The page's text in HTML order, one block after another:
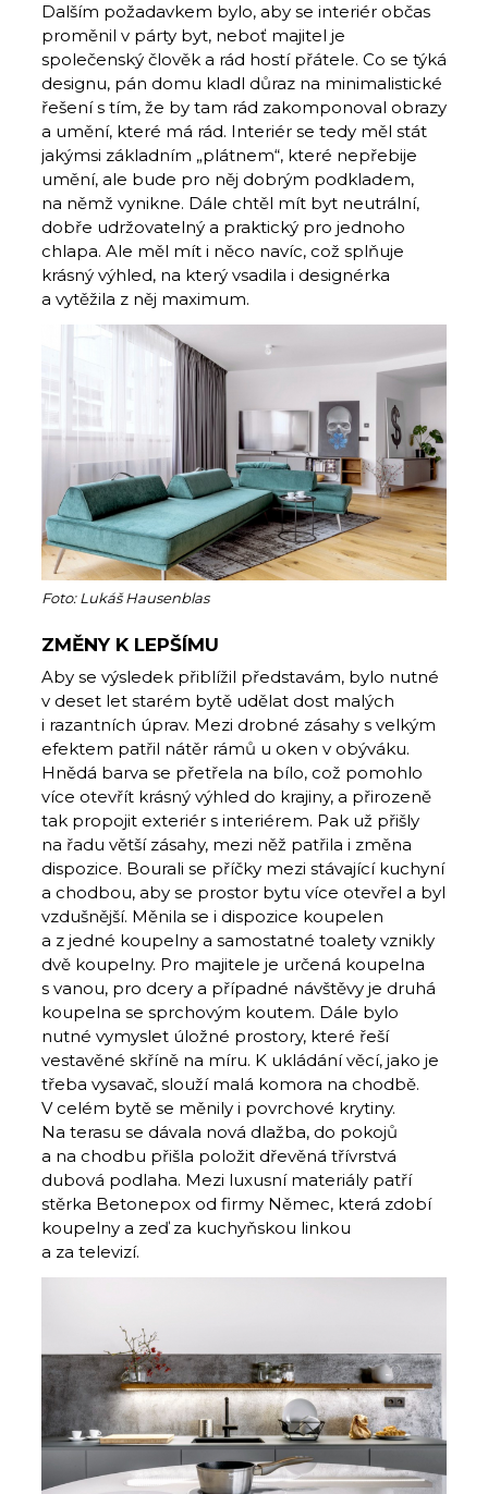
Dalším požadavkem bylo, aby se interiér občas
proměnil v párty byt, neboť majitel je
společenský člověk a rád hostí přátele. Co se týká
designu, pán domu kladl důraz na minimalistické
řešení s tím, že by tam rád zakomponoval obrazy
a umění, které má rád. Interiér se tedy měl stát
jakýmsi základním „plátnem“, které nepřebije
umění, ale bude pro něj dobrým podkladem,
na němž vynikne. Dále chtěl mít byt neutrální,
dobře udržovatelný a praktický pro jednoho
chlapa. Ale měl mít i něco navíc, což splňuje
krásný výhled, na který vsadila i designérka
a vytěžila z něj maximum.
Foto: Lukáš Hausenblas
ZMĚNY K LEPŠÍMU
Aby se výsledek přiblížil představám, bylo nutné
v deset let starém bytě udělat dost malých
i razantních úprav. Mezi drobné zásahy s velkým
efektem patřil nátěr rámů u oken v obýváku.
Hnědá barva se přetřela na bílo, což pomohlo
více otevřít krásný výhled do krajiny, a přirozeně
tak propojit exteriér s interiérem. Pak už přišly
na řadu větší zásahy, mezi něž patřila i změna
dispozice. Bourali se příčky mezi stávající kuchyní
a chodbou, aby se prostor bytu více otevřel a byl
vzdušnější. Měnila se i dispozice koupelen
a z jedné koupelny a samostatné toalety vznikly
dvě koupelny. Pro majitele je určená koupelna
s vanou, pro dcery a případné návštěvy je druhá
koupelna se sprchovým koutem. Dále bylo
nutné vymyslet úložné prostory, které řeší
vestavěné skříně na míru. K ukládání věcí, jako je
třeba vysavač, slouží malá komora na chodbě.
V celém bytě se měnily i povrchové krytiny.
Na terasu se dávala nová dlažba, do pokojů
a na chodbu přišla položit dřevěná třívrstvá
dubová podlaha. Mezi luxusní materiály patří
stěrka Betonepox od firmy Němec, která zdobí
koupelny a zeď za kuchyňskou linkou
a za televizí.